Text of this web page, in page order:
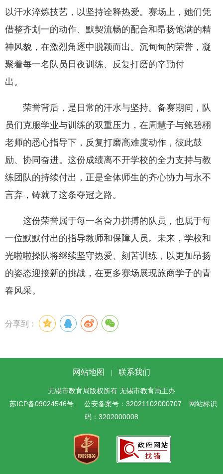
以汗水淬炼技艺，以坚持诠释热爱。赛场上，她们凭
借整齐划一的动作、默契流畅的配合和昂扬饱满的精
神风貌，在激烈角逐中脱颖而出。沉甸甸的荣誉，凝
聚着每一名队员日夜训练、反复打磨的辛勤付
出。
荣誉背后，是日常的汗水与坚持。备赛期间，队
员们克服学业与训练的双重压力，在周慧子与鲍碧栩
老师的悉心指导下，反复打磨高难度动作，彼此鼓
励、协同奋进。这份成绩离不开学校的全力支持与教
练团队的持续付出，正是全体师生的齐心协力与永不
言弃，铸就了这条夺冠之路。
这份荣誉属于每一名奋力拼搏的队员，也属于每
一位默默付出的指导教师和保障人员。未来，学校和
光啦啦操队将继续坚守热爱、刻苦训练，以更加昂扬
的姿态迎接新的挑战，在更多赛场展现旅商学子的青
春风采。
分享到：
网站地图 联系我们
无锡市教育局版权所有 无锡市教育局主办
苏ICP备09024546号
公安备案号：32021102000707
网站标识
码：3202000008